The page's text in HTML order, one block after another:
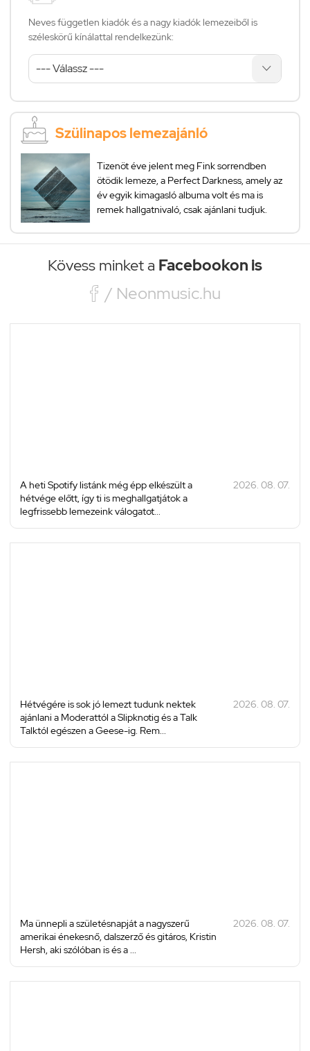
Neves független kiadók és a nagy kiadók lemezeiből is
széleskörű kínálattal rendelkezünk:
Szülinapos lemezajánló
Tizenöt éve jelent meg Fink sorrendben
ötödik lemeze, a Perfect Darkness, amely az
év egyik kimagasló albuma volt és ma is
remek hallgatnivaló, csak ajánlani tudjuk.
Kövess minket a Facebookon is
 / Neonmusic.hu
A heti Spotify listánk még épp elkészült a
hétvége előtt, így ti is meghallgatjátok a
legfrissebb lemezeink válogatot...
2026. 08. 07.
Hétvégére is sok jó lemezt tudunk nektek
ajánlani a Moderattól a Slipknotig és a Talk
Talktól egészen a Geese-ig. Rem...
2026. 08. 07.
Ma ünnepli a születésnapját a nagyszerű
amerikai énekesnő, dalszerző és gitáros, Kristin
Hersh, aki szólóban is és a ...
2026. 08. 07.